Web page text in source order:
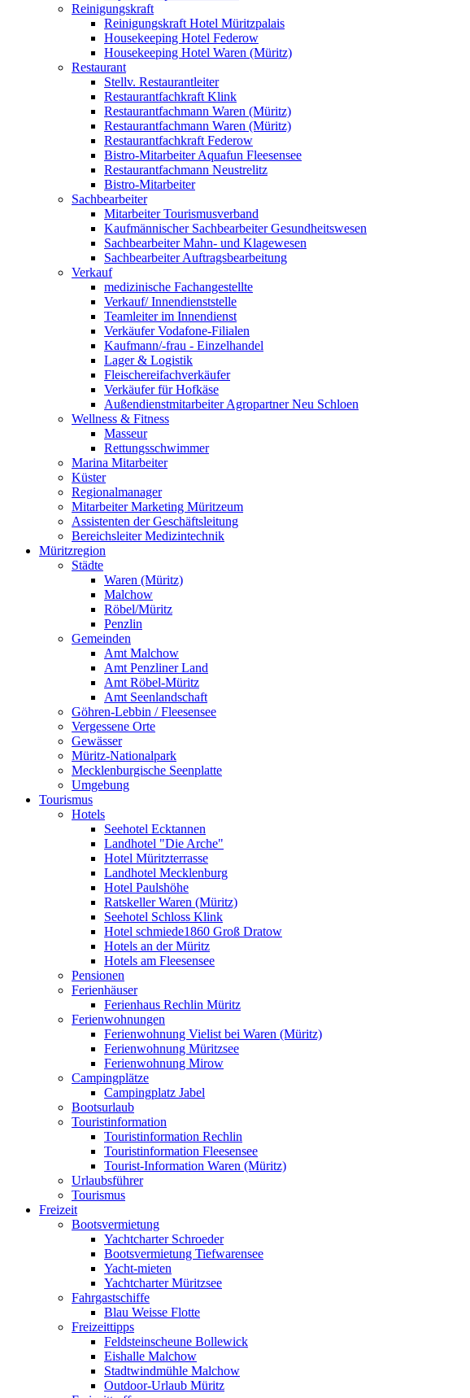
Reinigungskraft
Reinigungskraft Hotel Müritzpalais
Housekeeping Hotel Federow
Housekeeping Hotel Waren (Müritz)
Restaurant
Stellv. Restaurantleiter
Restaurantfachkraft Klink
Restaurantfachmann Waren (Müritz)
Restaurantfachmann Waren (Müritz)
Restaurantfachkraft Federow
Bistro-Mitarbeiter Aquafun Fleesensee
Restaurantfachmann Neustrelitz
Bistro-Mitarbeiter
Sachbearbeiter
Mitarbeiter Tourismusverband
Kaufmännischer Sachbearbeiter Gesundheitswesen
Sachbearbeiter Mahn- und Klagewesen
Sachbearbeiter Auftragsbearbeitung
Verkauf
medizinische Fachangestellte
Verkauf/ Innendienststelle
Teamleiter im Innendienst
Verkäufer Vodafone-Filialen
Kaufmann/-frau - Einzelhandel
Lager & Logistik
Fleischereifachverkäufer
Verkäufer für Hofkäse
Außendienstmitarbeiter Agropartner Neu Schloen
Wellness & Fitness
Masseur
Rettungsschwimmer
Marina Mitarbeiter
Küster
Regionalmanager
Mitarbeiter Marketing Müritzeum
Assistenten der Geschäftsleitung
Bereichsleiter Medizintechnik
Müritzregion
Städte
Waren (Müritz)
Malchow
Röbel/Müritz
Penzlin
Gemeinden
Amt Malchow
Amt Penzliner Land
Amt Röbel-Müritz
Amt Seenlandschaft
Göhren-Lebbin / Fleesensee
Vergessene Orte
Gewässer
Müritz-Nationalpark
Mecklenburgische Seenplatte
Umgebung
Tourismus
Hotels
Seehotel Ecktannen
Landhotel "Die Arche"
Hotel Müritzterrasse
Landhotel Mecklenburg
Hotel Paulshöhe
Ratskeller Waren (Müritz)
Seehotel Schloss Klink
Hotel schmiede1860 Groß Dratow
Hotels an der Müritz
Hotels am Fleesensee
Pensionen
Ferienhäuser
Ferienhaus Rechlin Müritz
Ferienwohnungen
Ferienwohnung Vielist bei Waren (Müritz)
Ferienwohnung Müritzsee
Ferienwohnung Mirow
Campingplätze
Campingplatz Jabel
Bootsurlaub
Touristinformation
Touristinformation Rechlin
Touristinformation Fleesensee
Tourist-Information Waren (Müritz)
Urlaubsführer
Tourismus
Freizeit
Bootsvermietung
Yachtcharter Schroeder
Bootsvermietung Tiefwarensee
Yacht-mieten
Yachtcharter Müritzsee
Fahrgastschiffe
Blau Weisse Flotte
Freizeittipps
Feldsteinscheune Bollewick
Eishalle Malchow
Stadtwindmühle Malchow
Outdoor-Urlaub Müritz